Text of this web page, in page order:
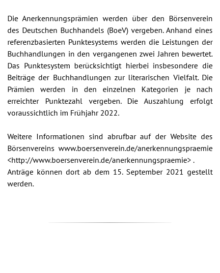
Die Anerkennungsprämien werden über den Börsenverein
des Deutschen Buchhandels (BoeV) vergeben. Anhand eines
referenzbasierten Punktesystems werden die Leistungen der
Buchhandlungen in den vergangenen zwei Jahren bewertet.
Das Punktesystem berücksichtigt hierbei insbesondere die
Beiträge der Buchhandlungen zur literarischen Vielfalt. Die
Prämien werden in den einzelnen Kategorien je nach
erreichter Punktezahl vergeben. Die Auszahlung erfolgt
voraussichtlich im Frühjahr 2022.
Weitere Informationen sind abrufbar auf der Website des
Börsenvereins www.boersenverein.de/anerkennungspraemie
<http://www.boersenverein.de/anerkennungspraemie> .
Anträge können dort ab dem 15. September 2021 gestellt
werden.